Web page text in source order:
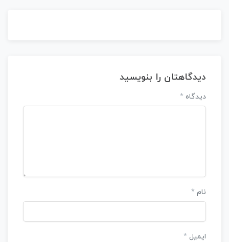
دیدگاهتان را بنویسید
دیدگاه*
نام*
ایمیل*